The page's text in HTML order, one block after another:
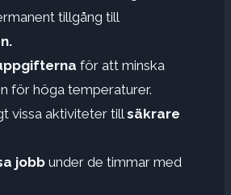
tillgång till
för att minska
för höga temperaturer.
vissa aktiviteter till säkrare
jobb under de timmar med